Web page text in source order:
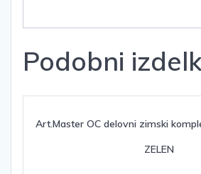
Podobni
Art.Master OC delovni zimski
ZELEN